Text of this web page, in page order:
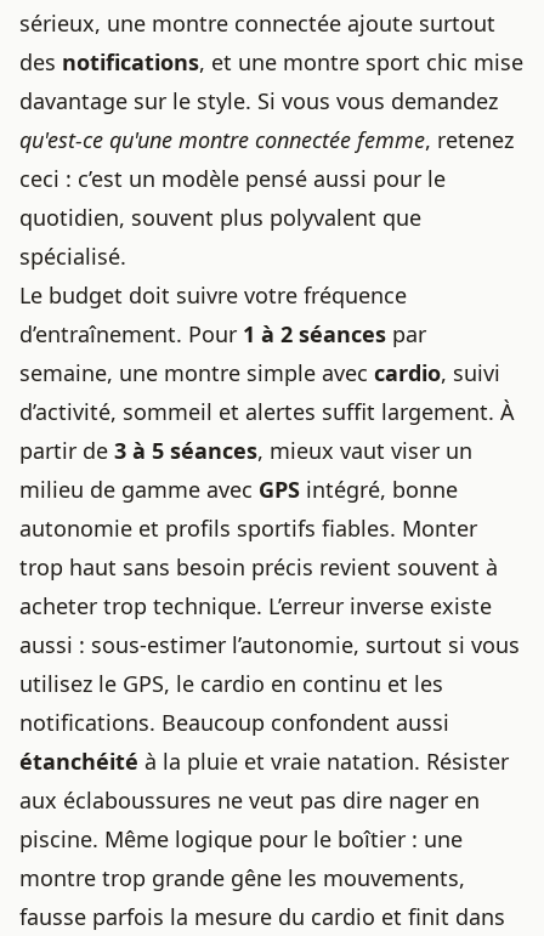
sérieux, une montre connectée ajoute surtout
des notifications, et une montre sport chic mise
davantage sur le style. Si vous vous demandez
qu'est-ce qu'une montre connectée femme, retenez
ceci : c’est un modèle pensé aussi pour le
quotidien, souvent plus polyvalent que
spécialisé.
Le budget doit suivre votre fréquence
d’entraînement. Pour 1 à 2 séances par
semaine, une montre simple avec cardio, suivi
d’activité, sommeil et alertes suffit largement. À
partir de 3 à 5 séances, mieux vaut viser un
milieu de gamme avec GPS intégré, bonne
autonomie et profils sportifs fiables. Monter
trop haut sans besoin précis revient souvent à
acheter trop technique. L’erreur inverse existe
aussi : sous-estimer l’autonomie, surtout si vous
utilisez le GPS, le cardio en continu et les
notifications. Beaucoup confondent aussi
étanchéité à la pluie et vraie natation. Résister
aux éclaboussures ne veut pas dire nager en
piscine. Même logique pour le boîtier : une
montre trop grande gêne les mouvements,
fausse parfois la mesure du cardio et finit dans